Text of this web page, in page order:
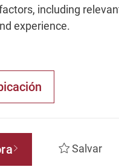
including
experience.
Salvar